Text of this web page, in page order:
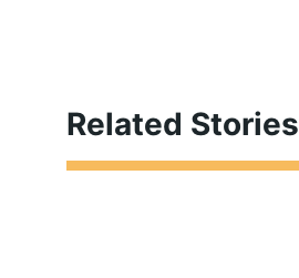
Related Stories